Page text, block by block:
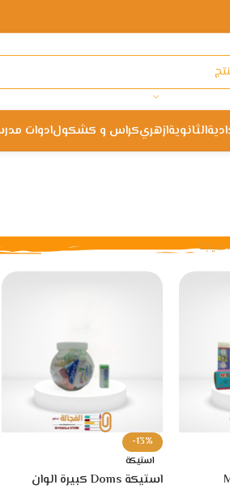
الثانويةازهريكراس و كشكولادوات
-13%
استيكة
استيكة Doms كبيرة الوان